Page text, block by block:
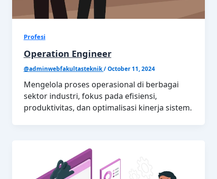
Profesi
Operation Engineer
@adminwebfakultasteknik/October 11, 2024
Mengelola proses operasional di berbagai
sektor industri, fokus pada efisiensi,
produktivitas, dan optimalisasi kinerja sistem.